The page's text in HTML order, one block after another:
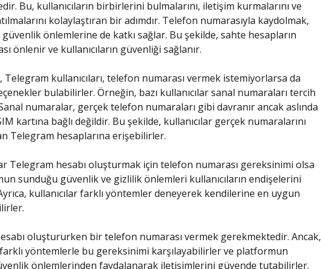
Bu, kullanıcıların birbirlerini bulmalarını, iletişim kurmalarını ve
kolaylaştıran bir adımdır. Telefon numarasıyla kaydolmak,
önlemlerine de katkı sağlar. Bu şekilde, sahte hesapların
önlenir ve kullanıcıların güvenliği sağlanır.
Telegram kullanıcıları, telefon numarası vermek istemiyorlarsa da
bulabilirler. Örneğin, bazı kullanıcılar sanal numaraları tercih
numaralar, gerçek telefon numaraları gibi davranır ancak aslında
kartına bağlı değildir. Bu şekilde, kullanıcılar gerçek numaralarını
Telegram hesaplarına erişebilirler.
Telegram hesabı oluşturmak için telefon numarası gereksinimi olsa
sunduğu güvenlik ve gizlilik önlemleri kullanıcıların endişelerini
kullanıcılar farklı yöntemler deneyerek kendilerine en uygun
oluştururken bir telefon numarası vermek gerekmektedir. Ancak,
farklı yöntemlerle bu gereksinimi karşılayabilirler ve platformun
önlemlerinden faydalanarak iletişimlerini güvende tutabilirler.